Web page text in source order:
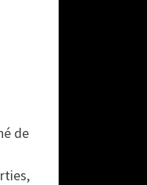
de